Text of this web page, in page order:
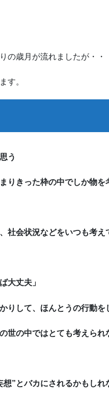
の歳月が流れましたが・・
す。
う
りきった枠の中でしか物を
社会状況などをいつも考え
大丈夫」
りして、ほんとうの行動を
世の中ではとても考えられ
”とバカにされるかもしれ